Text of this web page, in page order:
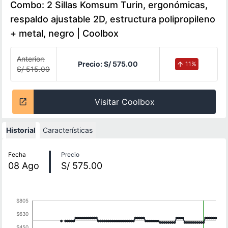
Combo: 2 Sillas Komsum Turin, ergonómicas,
respaldo ajustable 2D, estructura polipropileno
+ metal, negro | Coolbox
Anterior:
S/ 515.00
Precio:S/ 575.00 11 %
Visitar Coolbox
Historial Características
Fecha
08 Ago
Precio
S/ 575.00
$630
$805